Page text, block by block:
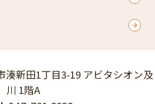
湊新田1丁目3-19 アビタシオン及
川 1階A